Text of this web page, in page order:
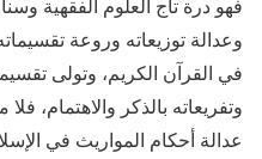
فهو درة تاج العلوم الفقهية
وعدالة توزيعاته وروعة
في القرآن الكريم، وتولى
وتفريعاته بالذكر والاهتمام،
عدالة أحكام المواريث في